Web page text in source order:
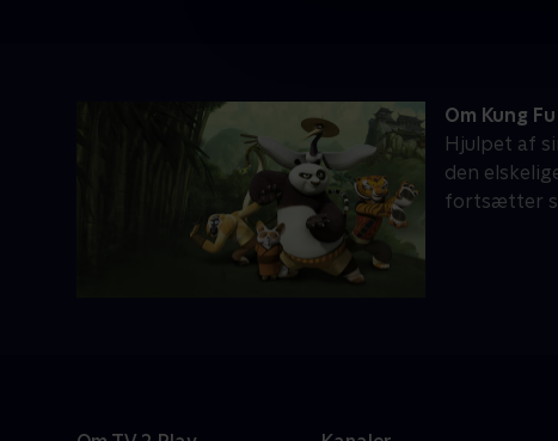
Om Kung
Hjulpet af
den
fortsætter